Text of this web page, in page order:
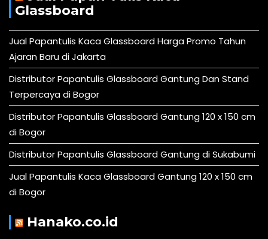
Glassboard
Jual Papantulis Kaca Glassboard Harga Promo Tahun
Ajaran Baru di Jakarta
Distributor Papantulis Glassboard Gantung Dan Stand
Terpercaya di Bogor
Distributor Papantulis Glassboard Gantung 120 x 150 cm
di Bogor
Distributor Papantulis Glassboard Gantung di Sukabumi
Jual Papantulis Kaca Glassboard Gantung 120 x 150 cm
di Bogor
Hanako.co.id